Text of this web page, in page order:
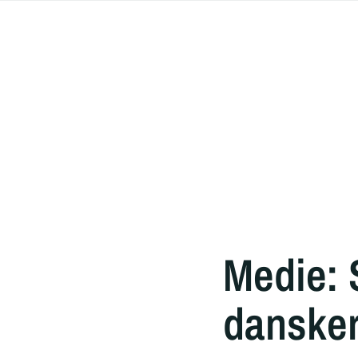
Medie: